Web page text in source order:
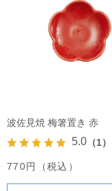
波佐見焼 梅箸置き 赤
5.0 （1）
770円（税込）